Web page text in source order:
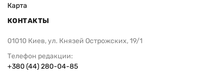
Карта
КОНТАКТЫ
01010 Киев, ул. Князей Острожских, 19/1
Телефон редакции:
+380 (44) 280-04-85